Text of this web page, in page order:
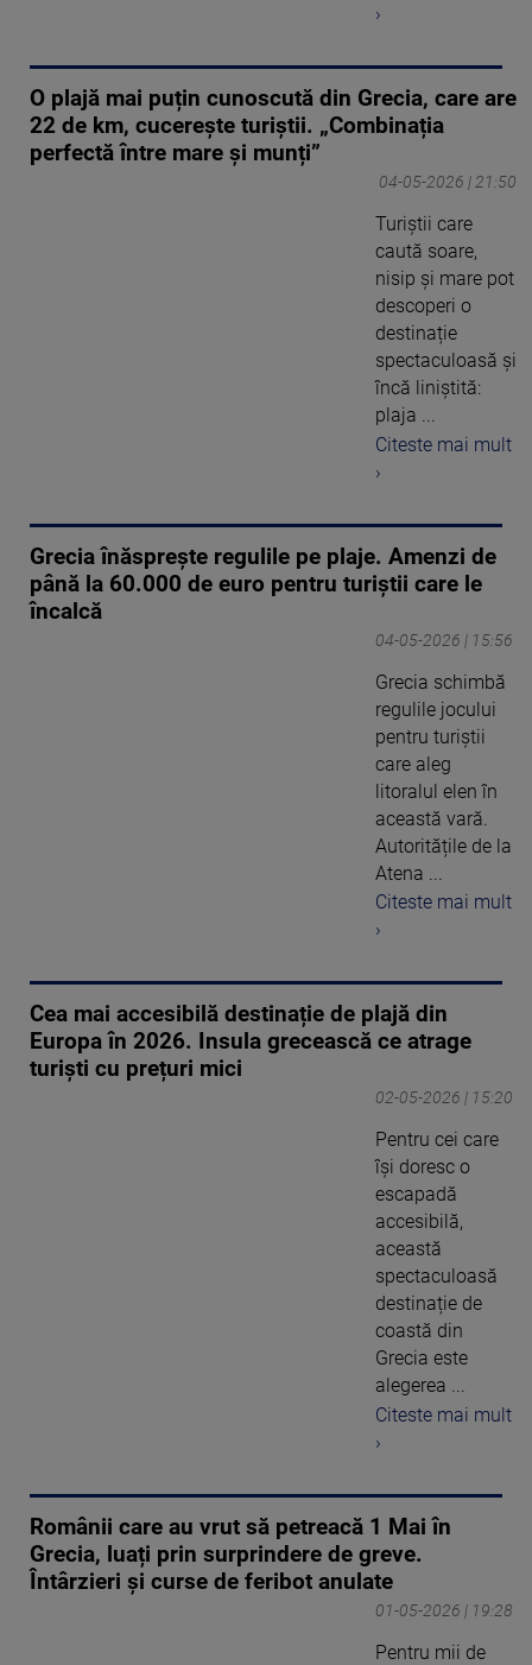
›
O plajă mai puțin cunoscută din Grecia, care are
22 de km, cucerește turiștii. „Combinația
perfectă între mare și munți”
04-05-2026 | 21:50
Turiștii care
caută soare,
nisip și mare pot
descoperi o
destinație
spectaculoasă și
încă liniștită:
plaja ...
Citeste mai mult
›
Grecia înăsprește regulile pe plaje. Amenzi de
până la 60.000 de euro pentru turiștii care le
încalcă
04-05-2026 | 15:56
Grecia schimbă
regulile jocului
pentru turiștii
care aleg
litoralul elen în
această vară.
Autoritățile de la
Atena ...
Citeste mai mult
›
Cea mai accesibilă destinație de plajă din
Europa în 2026. Insula grecească ce atrage
turiști cu prețuri mici
02-05-2026 | 15:20
Pentru cei care
își doresc o
escapadă
accesibilă,
această
spectaculoasă
destinație de
coastă din
Grecia este
alegerea ...
Citeste mai mult
›
Românii care au vrut să petreacă 1 Mai în
Grecia, luați prin surprindere de greve.
Întârzieri și curse de feribot anulate
01-05-2026 | 19:28
Pentru mii de